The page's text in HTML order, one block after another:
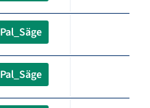
Pal_Säge
Pal_Säge